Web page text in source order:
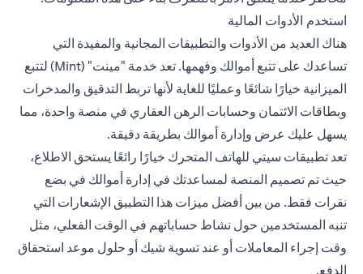
استخدم الأدوات المالية
هناك العديد من الأدوات والتطبيقات المجانية والمفيدة التي
تساعدك على تتبع أموالك وفهمها. تعد خدمة "مينت" (Mint) لتتبع
الميزانية خيارًا شائعًا وعمليًا للغاية لأنها تربط التدقيق والمدخرات
وبطاقات الائتمان وحسابات الرهن العقاري في منصة واحدة، مما
يسهل عليك عرض وإدارة أموالك بطريقة دقيقة.
تعد تطبيقات سيتي للهاتف المتحرك خيارًا رائعًا يستحق الاطلاع،
حيث تم تصميم المنصة لمساعدتك في إدارة أموالك في بضع
نقرات فقط. من بين أفضل ميزات هذا التطبيق الإشعارات التي
تنبه المستخدمين حول نشاط حساباتهم في الوقت الفعلي، مثل
وقت إجراء المعاملات أو عند تسوية شيك أو حلول موعد استحقاق
الدفع.